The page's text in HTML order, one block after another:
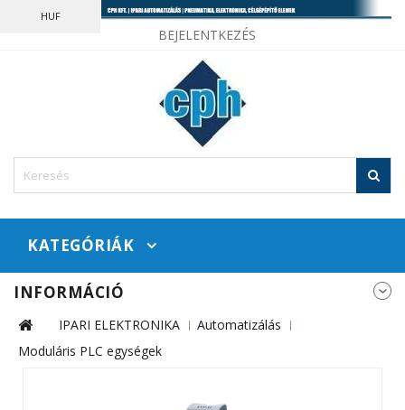
BEJELENTKEZÉS
HUF
KATEGÓRIÁK
INFORMÁCIÓ
IPARI ELEKTRONIKA
Automatizálás
Moduláris PLC egységek